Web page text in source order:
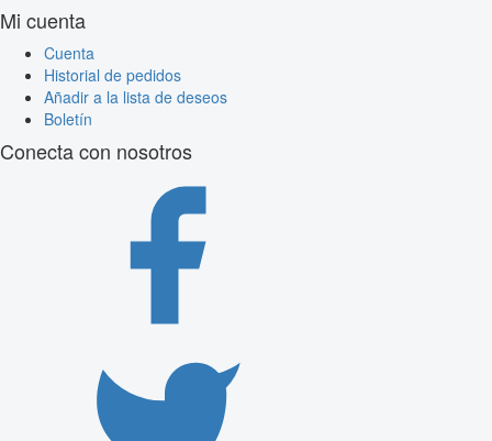
Mi cuenta
Cuenta
Historial de pedidos
Añadir a la lista de deseos
Boletín
Conecta con nosotros